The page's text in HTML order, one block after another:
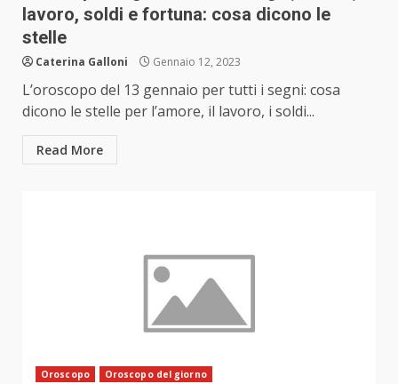
lavoro, soldi e fortuna: cosa dicono le
stelle
Caterina Galloni Gennaio 12, 2023
L’oroscopo del 13 gennaio per tutti i segni: cosa
dicono le stelle per l’amore, il lavoro, i soldi...
Read More
Oroscopo Oroscopo del giorno